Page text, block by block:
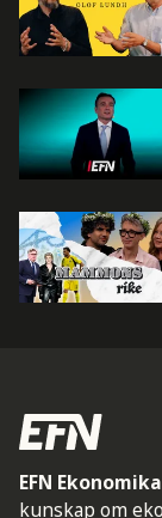
EFN
kunskap om